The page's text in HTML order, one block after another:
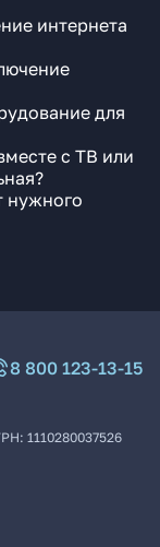
интернета
для
с ТВ или
нужного
8 800 123-13-15
1110280037526